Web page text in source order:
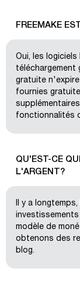
FREEMAKE
Oui, les
téléchargement
gratuite
fournies
fonctionnalités
QU'EST-CE
L'ARGENT?
Il y a
modèle de
obtenons des
blog.